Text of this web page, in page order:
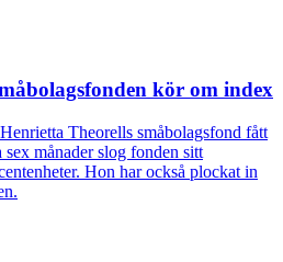
kör om index
Theorells småbolagsfond fått
månader slog fonden sitt
Hon har också plockat in